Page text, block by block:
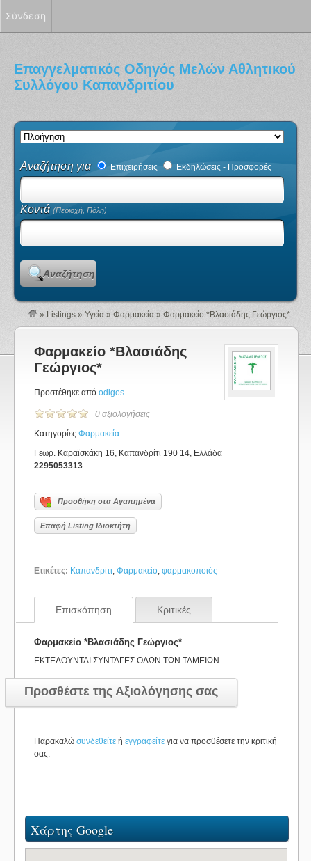
Επαγγελματικός Οδηγός Μελών Αθλητικού
Συλλόγου Καπανδριτίου
Αναζήτηση για Επιχειρήσεις Εκδηλώσεις - Προσφορές
Κοντά(Περιοχή, Πόλη)
Αναζήτηση
» Listings » Υγεία » Φαρμακεία » Φαρμακείο *Βλασιάδης Γεώργιος*
Φαρμακείο *Βλασιάδης
Γεώργιος*
Προστέθηκε από odigos
0 αξιολογήσεις
Κατηγορίες Φαρμακεία
Γεωρ. Καραϊσκάκη 16, Καπανδρίτι 190 14, Ελλάδα
2295053313
Προσθήκη στα Αγαπημένα
Επαφή Listing Ιδιοκτήτη
Ετικέτες: Καπανδρίτι, Φαρμακείο, φαρμακοποιός
Επισκόπηση Κριτικές
Φαρμακείο *Βλασιάδης Γεώργιος*
ΕΚΤΕΛΟΥΝΤΑΙ ΣΥΝΤΑΓΕΣ ΟΛΩΝ ΤΩΝ ΤΑΜΕΙΩΝ
Προσθέστε της Αξιολόγησης σας
Παρακαλώ συνδεθείτε ή εγγραφείτε για να προσθέσετε την κριτική
σας.
Χάρτης Google
Σύνδεση